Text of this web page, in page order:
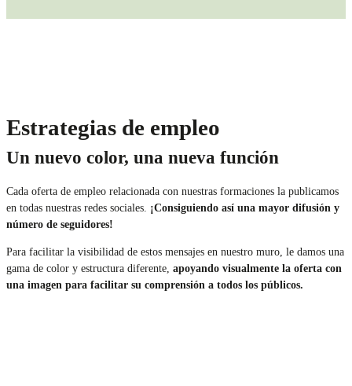
Estrategias de empleo
Un nuevo color, una nueva función
Cada oferta de empleo relacionada con nuestras formaciones la publicamos
en todas nuestras redes sociales. ¡Consiguiendo así una mayor difusión y
número de seguidores!
Para facilitar la visibilidad de estos mensajes en nuestro muro, le damos una
gama de color y estructura diferente, apoyando visualmente la oferta con
una imagen para facilitar su comprensión a todos los públicos.